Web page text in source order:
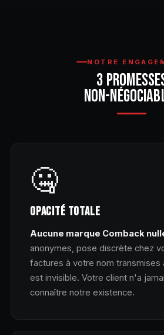
NOTRE
3
NON-
🤐
OPACITÉ TOTALE
Aucune marque Comback
anonymes, pose discrète chez
factures à votre nom transmises
est invisible. Votre client n'a
connaître notre existence.